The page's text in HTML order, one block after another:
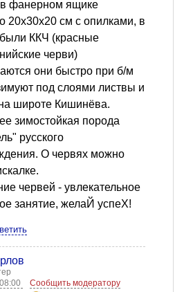
фанерном ящике
20х30х20 см с опилками, в
ККЧ (красные
черви)
они быстро при б/м
под слоями листвы и
широте Кишинёва.
зимостойкая порода
русского
О червях можно
червей - увлекательное
занятие, желаЙ успеХ!
Сообщить модератору